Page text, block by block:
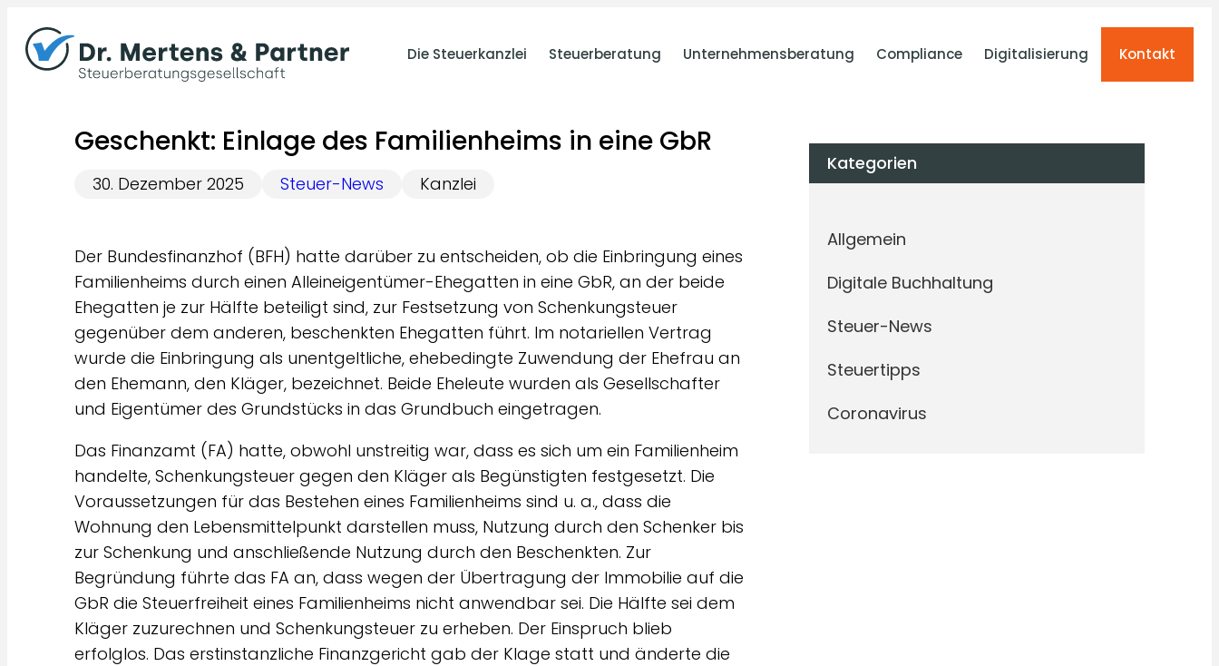
Inhalt
springen
Die Steuerkanzlei Steuerberatung Unternehmensberatung Compliance Digitalisierung Kontakt
Geschenkt: Einlage des Familienheims in eine GbR
30. Dezember 2025 Steuer-News Kanzlei
Der Bundesfinanzhof (BFH) hatte darüber zu entscheiden, ob die Einbringung eines
Familienheims durch einen Alleineigentümer-Ehegatten in eine GbR, an der beide
Ehegatten je zur Hälfte beteiligt sind, zur Festsetzung von Schenkungsteuer
gegenüber dem anderen, beschenkten Ehegatten führt. Im notariellen Vertrag
wurde die Einbringung als unentgeltliche, ehebedingte Zuwendung der Ehefrau an
den Ehemann, den Kläger, bezeichnet. Beide Eheleute wurden als Gesellschafter
und Eigentümer des Grundstücks in das Grundbuch eingetragen.
Das Finanzamt (FA) hatte, obwohl unstreitig war, dass es sich um ein Familienheim
handelte, Schenkungsteuer gegen den Kläger als Begünstigten festgesetzt. Die
Voraussetzungen für das Bestehen eines Familienheims sind u. a., dass die
Wohnung den Lebensmittelpunkt darstellen muss, Nutzung durch den Schenker bis
zur Schenkung und anschließende Nutzung durch den Beschenkten. Zur
Begründung führte das FA an, dass wegen der Übertragung der Immobilie auf die
GbR die Steuerfreiheit eines Familienheims nicht anwendbar sei. Die Hälfte sei dem
Kläger zuzurechnen und Schenkungsteuer zu erheben. Der Einspruch blieb
erfolglos. Das erstinstanzliche Finanzgericht gab der Klage statt und änderte die
Kategorien
Allgemein
Digitale Buchhaltung
Steuer-News
Steuertipps
Coronavirus